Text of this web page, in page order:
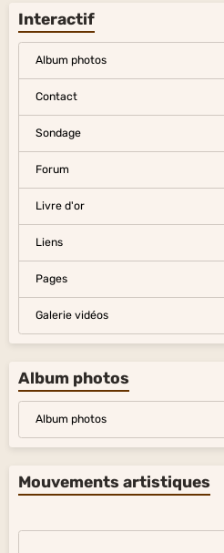
Interactif
Album photos
Contact
Sondage
Forum
Livre d'or
Liens
Pages
Galerie vidéos
Album photos
Album photos
Mouvements artistiques